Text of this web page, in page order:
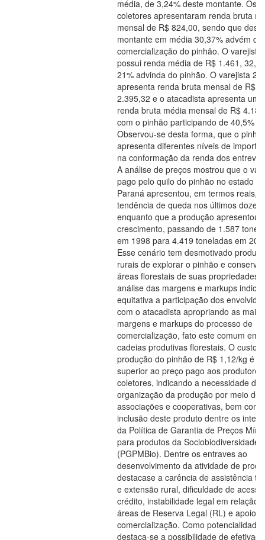
média, de 3,24% deste montante. Os
coletores apresentaram renda bruta
mensal de R$ 824,00, sendo que deste
montante em média 30,37% advém da
comercialização do pinhão. O varejista
possui renda média de R$ 1.461, 32,
21% advinda do pinhão. O varejista 2
apresenta renda bruta mensal de R$
2.395,32 e o atacadista apresenta uma
renda bruta média mensal de R$
com o pinhão participando de 40,5%
Observou-se desta forma, que o
apresenta diferentes níveis de
na conformação da renda dos
A análise de preços mostrou que o
pago pelo quilo do pinhão no estado do
Paraná apresentou, em termos reais,
tendência de queda nos últimos doze
enquanto que a produção apresentou
crescimento, passando de 1.587
em 1998 para 4.419 toneladas em
Esse cenário tem desmotivado
rurais de explorar o pinhão e
áreas florestais de suas propriedades.
análise das margens e markups
equitativa a participação dos
com o atacadista apropriando as
margens e markups do processo de
comercialização, fato este comum em
cadeias produtivas florestais. O custo
produção do pinhão de R$ 1,12/kg é
superior ao preço pago aos
coletores, indicando a necessidade de
organização da produção por meio de
associações e cooperativas, bem
inclusão deste produto dentre os
da Política de Garantia de Preços
para produtos da Sociobiodiversidade
(PGPMBio). Dentre os entraves ao
desenvolvimento da atividade de
destacase a carência de assistência
e extensão rural, dificuldade de
crédito, instabilidade legal em relação
áreas de Reserva Legal (RL) e apoio à
comercialização. Como potencialidade
destaca-se a possibilidade de